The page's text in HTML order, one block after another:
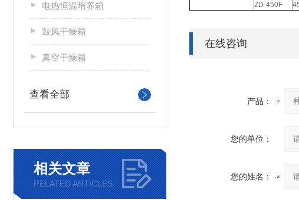
电热恒温培养箱
鼓风干燥箱
真空干燥箱
查看全部
相关文章
RELATED ARTICLES
ZD-450F
在线咨询
产品：
您的单位：
您的姓名：